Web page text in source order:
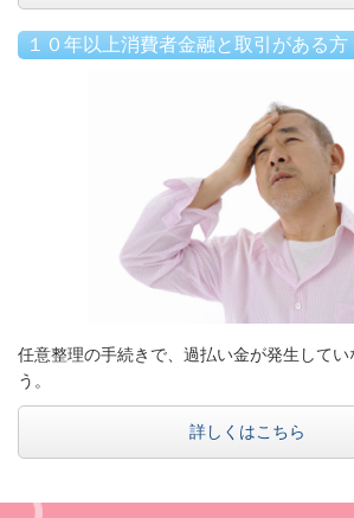
１０年以上消費者金融と取引がある方
任意整理の手続きで、過払い金が発生してい
う。
詳しくはこちら